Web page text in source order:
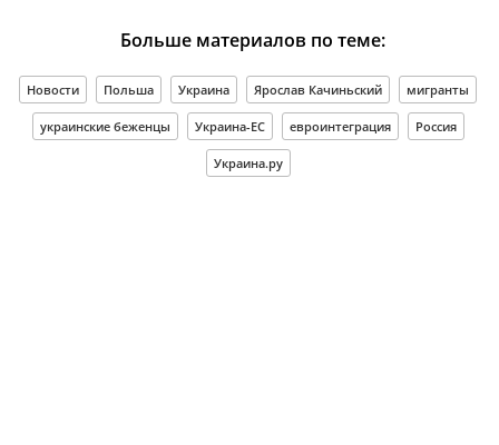
Больше материалов по теме:
Новости Польша Украина Ярослав Качиньский мигранты
украинские беженцы Украина-ЕС евроинтеграция Россия
Украина.ру